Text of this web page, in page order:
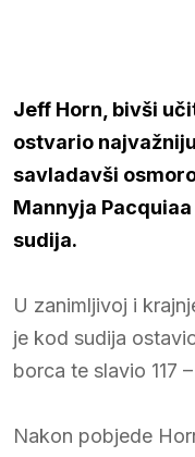
Jeff Horn, bivši
ostvario
savladavši
Mannyja
sudija.
U zanimljivoj i
je kod sudija
borca te slavio 117 –
Nakon pobjede